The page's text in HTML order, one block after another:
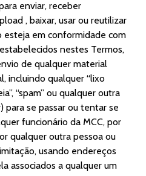
enviar, receber
, baixar, usar ou reutilizar
esteja em conformidade com
nestes Termos,
de qualquer material
incluindo qualquer “lixo
“spam” ou qualquer outra
para se passar ou tentar se
funcionário da MCC, por
qualquer outra pessoa ou
usando endereços
associados a qualquer um